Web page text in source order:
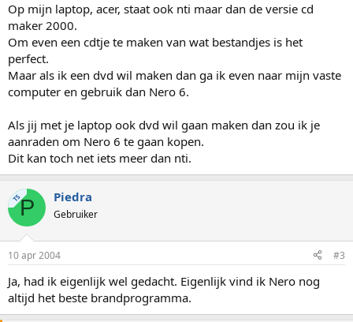
Op mijn laptop, acer, staat ook nti maar dan de versie cd
maker 2000.
Om even een cdtje te maken van wat bestandjes is het
perfect.
Maar als ik een dvd wil maken dan ga ik even naar mijn vaste
computer en gebruik dan Nero 6.
Als jij met je laptop ook dvd wil gaan maken dan zou ik je
aanraden om Nero 6 te gaan kopen.
Dit kan toch net iets meer dan nti.
TSP Piedra
Gebruiker
10 apr 2004 #3
Ja, had ik eigenlijk wel gedacht. Eigenlijk vind ik Nero nog
altijd het beste brandprogramma.